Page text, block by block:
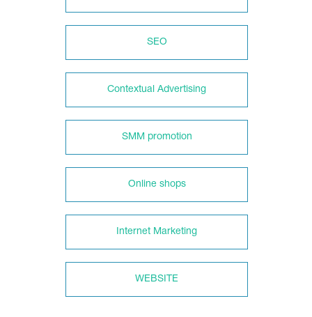
SEO
Contextual Advertising
SMM promotion
Online shops
Internet Marketing
WEBSITE